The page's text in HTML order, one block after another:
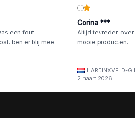
een fout
ben er blij mee
Corina ***
Altijd tevreden
mooie producten.
HARDINXVELD-
2 maart 2026